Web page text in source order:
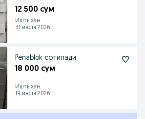
12 500 сум
Иштыхан
31 июля 2026 г.
Penablok сотилади
18 000 сум
Иштыхан
19 июля 2026 г.